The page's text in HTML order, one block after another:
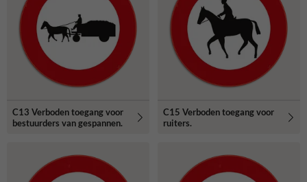
C13 Verboden toegang voor
bestuurders van gespannen.
C15 Verboden toegang voor
ruiters.